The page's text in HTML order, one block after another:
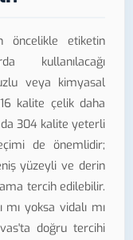
öncelikle etiketin
kullanılacağı
veya kimyasal
kalite çelik daha
304 kalite yeterli
de önemlidir;
yüzeyli ve derin
tercih edilebilir.
yoksa vidalı mı
doğru tercihi